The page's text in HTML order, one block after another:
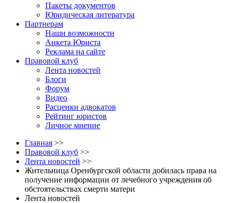
Пакеты документов
Юридическая литература
Партнерам
Наши возможности
Анкета Юриста
Реклама на сайте
Правовой клуб
Лента новостей
Блоги
Форум
Видео
Расценки адвокатов
Рейтинг юристов
Личное мнение
Главная >>
Правовой клуб >>
Лента новостей >>
Жительница Оренбургской области добилась права на
получение информации от лечебного учреждения об
обстоятельствах смерти матери
Лента новостей